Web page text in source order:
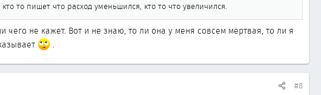
то пишет что расход уменьшился, кто то что увеличился.
не кажет. Вот и не знаю, то ли она у меня совсем мертвая, то ли я
.
#8